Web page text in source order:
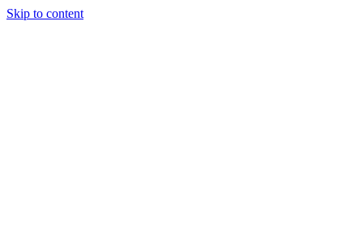
Skip to content